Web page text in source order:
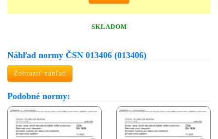
SKLADOM
Náhľad normy ČSN 013406 (013406)
Zobraziť náhľad
Podobné normy: